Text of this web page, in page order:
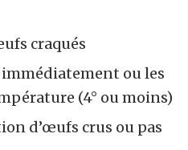
craqués
ou les
(4° ou moins)
d’œufs crus ou pas